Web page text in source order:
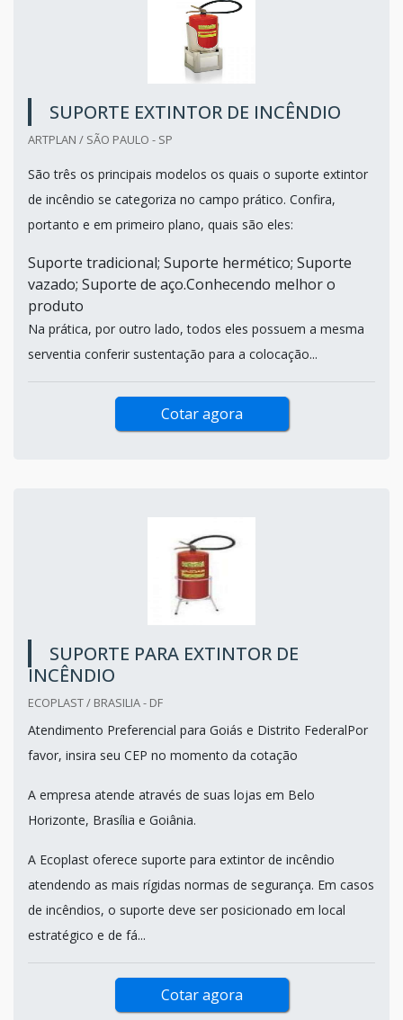
SUPORTE EXTINTOR DE INCÊNDIO
ARTPLAN / SÃO PAULO - SP
São três os principais modelos os quais o suporte extintor
de incêndio se categoriza no campo prático. Confira,
portanto e em primeiro plano, quais são eles:
Suporte tradicional; Suporte hermético; Suporte
vazado; Suporte de aço.Conhecendo melhor o
produto
Na prática, por outro lado, todos eles possuem a mesma
serventia conferir sustentação para a colocação...
Cotar agora
SUPORTE PARA EXTINTOR DE
INCÊNDIO
ECOPLAST / BRASILIA - DF
Atendimento Preferencial para Goiás e Distrito FederalPor
favor, insira seu CEP no momento da cotação
A empresa atende através de suas lojas em Belo
Horizonte, Brasília e Goiânia.
A Ecoplast oferece suporte para extintor de incêndio
atendendo as mais rígidas normas de segurança. Em casos
de incêndios, o suporte deve ser posicionado em local
estratégico e de fá...
Cotar agora